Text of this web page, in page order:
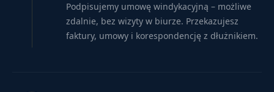
Podpisujemy umowę windykacyjną – możliwe
zdalnie, bez wizyty w biurze. Przekazujesz
faktury, umowy i korespondencję z dłużnikiem.